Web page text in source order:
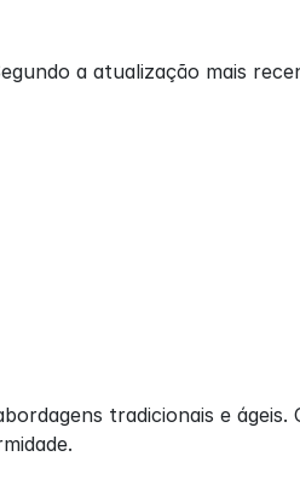
a atualização mais
tradicionais e ágeis.